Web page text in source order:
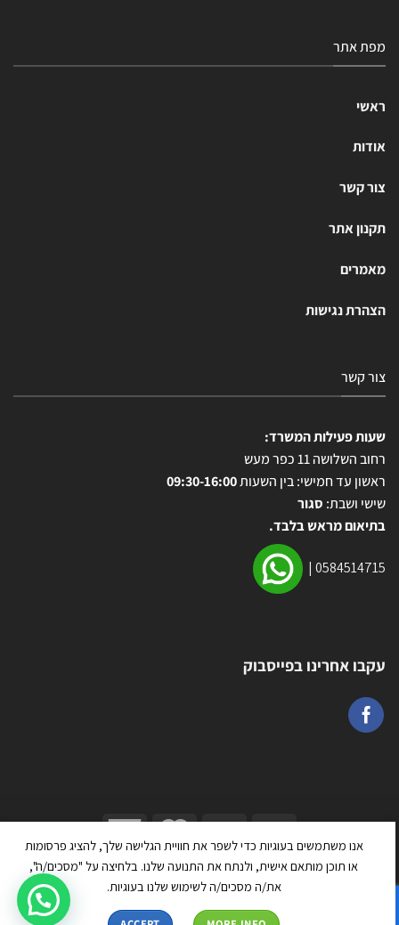
מפת אתר
ראשי
אודות
צור קשר
תקנון אתר
מאמרים
הצהרת נגישות
צור קשר
שעות פעילות המשרד:
רחוב השלושה 11 כפר מעש
ראשון עד חמישי: בין השעות09:30-16:00
שישי ושבת: סגור
בתיאום מראש בלבד.
0584514715
|
עקבו אחרינו בפייסבוק
טרמפולינה יבוא ושיווק בע״מ
| מנוהל על ידי
WEmanage - ניהול אתרים
אנו משתמשים בעוגיות כדי לשפר את חוויית הגלישה שלך, להציג פרסומות
או תוכן מותאם אישית, ולנתח את התנועה שלנו. בלחיצה על "מסכים/ה",
את/ה מסכים/ה לשימוש שלנו בעוגיות.